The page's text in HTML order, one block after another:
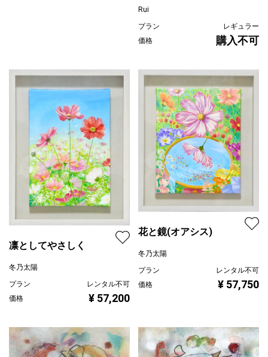
Rui
プラン
レギュラー
価格
購入不可
凛としてやさしく
冬乃太陽
プラン
レンタル不可
価格
¥ 57,200
花と鏡(オアシス)
冬乃太陽
プラン
レンタル不可
価格
¥ 57,750